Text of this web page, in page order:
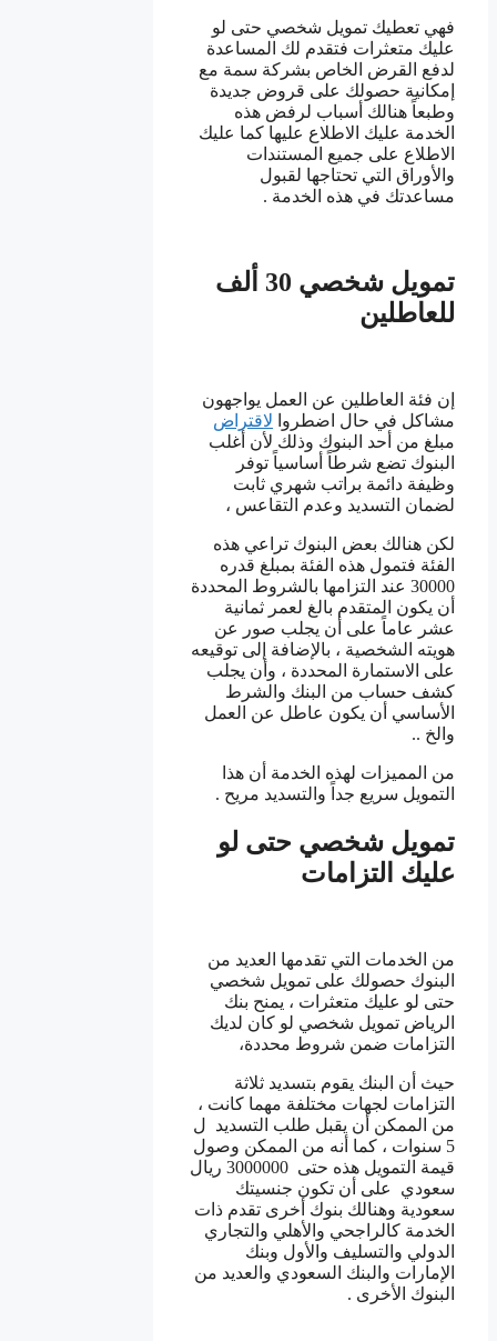
فهي تعطيك تمويل شخصي حتى لو
عليك متعثرات فتقدم لك المساعدة
لدفع القرض الخاص بشركة سمة مع
إمكانية حصولك على قروض جديدة
وطبعاً هنالك أسباب لرفض هذه
الخدمة عليك الاطلاع عليها كما عليك
الاطلاع على جميع المستندات
والأوراق التي تحتاجها لقبول
مساعدتك في هذه الخدمة .
تمويل شخصي 30 ألف
للعاطلين
إن فئة العاطلين عن العمل يواجهون
مشاكل في حال اضطروا لاقتراض
مبلغ من أحد البنوك وذلك لأن أغلب
البنوك تضع شرطاً أساسياً توفر
وظيفة دائمة براتب شهري ثابت
لضمان التسديد وعدم التقاعس ،
لكن هنالك بعض البنوك تراعي هذه
الفئة فتمول هذه الفئة بمبلغ قدره
30000 عند التزامها بالشروط المحددة
أن يكون المتقدم بالغ لعمر ثمانية
عشر عاماً على أن يجلب صور عن
هويته الشخصية ، بالإضافة إلى توقيعه
على الاستمارة المحددة ، وأن يجلب
كشف حساب من البنك والشرط
الأساسي أن يكون عاطل عن العمل
والخ ..
من المميزات لهذه الخدمة أن هذا
التمويل سريع جداً والتسديد مريح .
تمويل شخصي حتى لو
عليك التزامات
من الخدمات التي تقدمها العديد من
البنوك حصولك على تمويل شخصي
حتى لو عليك متعثرات ، يمنح بنك
الرياض تمويل شخصي لو كان لديك
التزامات ضمن شروط محددة،
حيث أن البنك يقوم بتسديد ثلاثة
التزامات لجهات مختلفة مهما كانت ،
من الممكن أن يقبل طلب التسديد ل
5 سنوات ، كما أنه من الممكن وصول
قيمة التمويل هذه حتى 3000000 ريال
سعودي على أن تكون جنسيتك
سعودية وهنالك بنوك أخرى تقدم ذات
الخدمة كالراجحي والأهلي والتجاري
الدولي والتسليف والأول وبنك
الإمارات والبنك السعودي والعديد من
البنوك الأخرى .